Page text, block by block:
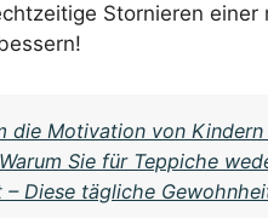
Stornieren
die Motivation von
Sie für Teppiche
Diese tägliche